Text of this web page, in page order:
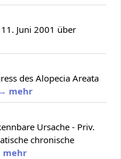
Juni 2001 über
des Alopecia Areata
→ mehr
Ursache - Priv.
chronische
mehr